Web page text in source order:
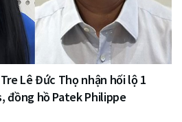
Lê Đức Thọ nhận hối lộ 1
đồng hồ Patek Philippe